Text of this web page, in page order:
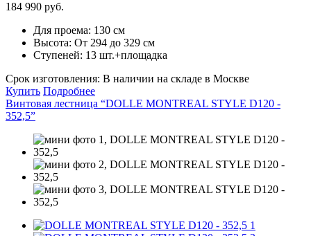
184 990 руб.
Для проема: 130 см
Высота: От 294 до 329 см
Ступеней: 13 шт.+площадка
Срок изготовления: В наличии на складе в Москве
Купить Подробнее
Винтовая лестница “DOLLE MONTREAL STYLE D120 -
352,5”